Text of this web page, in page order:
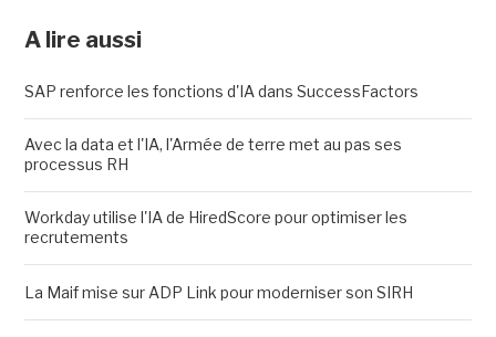
A lire aussi
SAP renforce les fonctions d'IA dans SuccessFactors
Avec la data et l'IA, l'Armée de terre met au pas ses
processus RH
Workday utilise l'IA de HiredScore pour optimiser les
recrutements
La Maif mise sur ADP Link pour moderniser son SIRH